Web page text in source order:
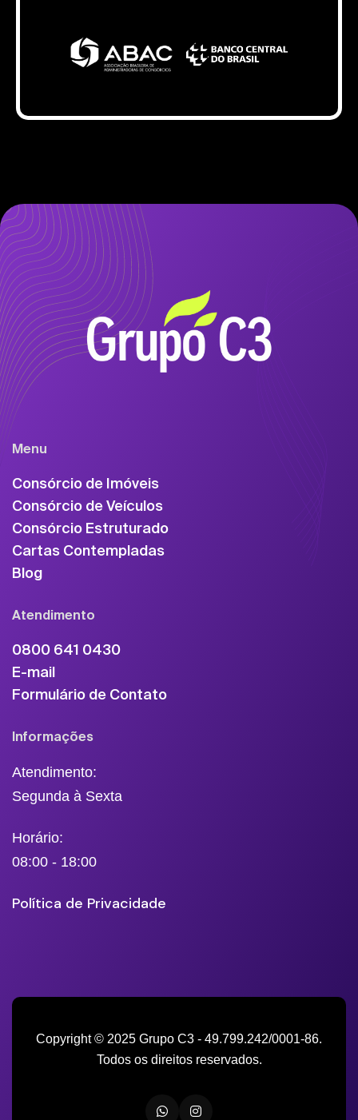
Menu
Consórcio de Imóveis
Consórcio de Veículos
Consórcio Estruturado
Cartas Contempladas
Blog
Atendimento
0800 641 0430
E-mail
Formulário de Contato
Informações
Atendimento:
Segunda à Sexta
Horário:
08:00 - 18:00
Política de Privacidade
Copyright © 2025 Grupo C3 - 49.799.242/0001-86.
Todos os direitos reservados.